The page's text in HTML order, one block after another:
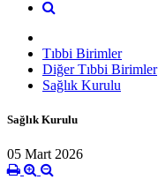
Tıbbi Birimler
Diğer Tıbbi Birimler
Sağlık Kurulu
Sağlık Kurulu
05 Mart 2026